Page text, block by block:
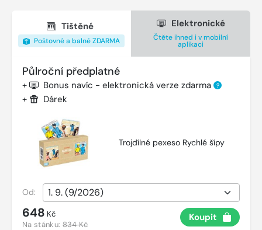
Tištěné
Poštovné a balné ZDARMA
Elektronické
Čtěte ihned i v mobilní
aplikaci
Půlroční předplatné
+ Bonus navíc - elektronická verze zdarma ?
+ Dárek
Trojdílné pexeso Rychlé šípy
Od:
648 Kč
Na stánku:834 Kč
Koupit